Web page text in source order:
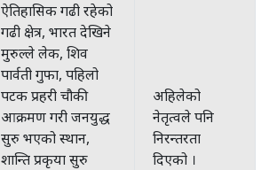
ऐतिहासिक गढी रहेको
गढी क्षेत्र, भारत देखिने
मुरुल्ले लेक, शिव
पार्वती गुफा, पहिलो
पटक प्रहरी चौकी
आक्रमण गरी जनयुद्ध
सुरु भएको स्थान,
शान्ति प्रकृया सुरु
अहिलेको
नेतृत्वले पनि
निरन्तरता
दिएको ।